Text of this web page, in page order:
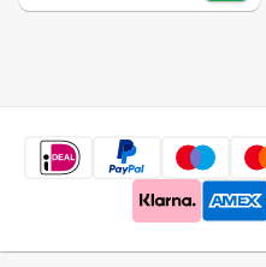
Bento Pouch Lunch